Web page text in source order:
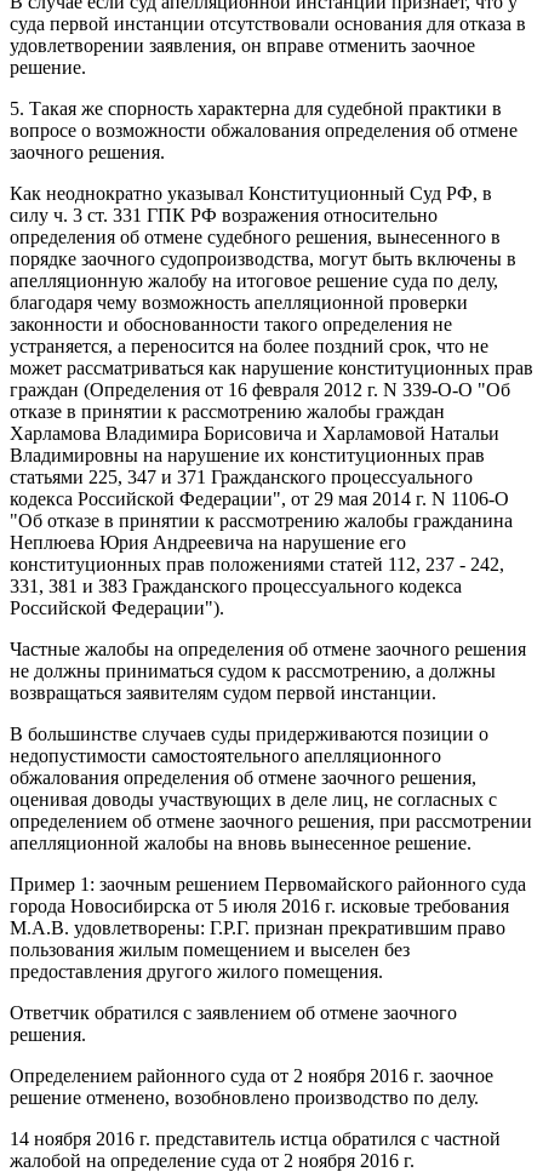
суда первой инстанции отсутствовали основания для отказа в
удовлетворении заявления, он вправе отменить заочное
решение.
5. Такая же спорность характерна для судебной практики в
вопросе о возможности обжалования определения об отмене
заочного решения.
Как неоднократно указывал Конституционный Суд РФ, в
силу ч. 3 ст. 331 ГПК РФ возражения относительно
определения об отмене судебного решения, вынесенного в
порядке заочного судопроизводства, могут быть включены в
апелляционную жалобу на итоговое решение суда по делу,
благодаря чему возможность апелляционной проверки
законности и обоснованности такого определения не
устраняется, а переносится на более поздний срок, что не
может рассматриваться как нарушение конституционных прав
граждан (Определения от 16 февраля 2012 г. N 339-О-О "Об
отказе в принятии к рассмотрению жалобы граждан
Харламова Владимира Борисовича и Харламовой Натальи
Владимировны на нарушение их конституционных прав
статьями 225, 347 и 371 Гражданского процессуального
кодекса Российской Федерации", от 29 мая 2014 г. N 1106-О
"Об отказе в принятии к рассмотрению жалобы гражданина
Неплюева Юрия Андреевича на нарушение его
конституционных прав положениями статей 112, 237 - 242,
331, 381 и 383 Гражданского процессуального кодекса
Российской Федерации").
Частные жалобы на определения об отмене заочного решения
не должны приниматься судом к рассмотрению, а должны
возвращаться заявителям судом первой инстанции.
В большинстве случаев суды придерживаются позиции о
недопустимости самостоятельного апелляционного
обжалования определения об отмене заочного решения,
оценивая доводы участвующих в деле лиц, не согласных с
определением об отмене заочного решения, при рассмотрении
апелляционной жалобы на вновь вынесенное решение.
Пример 1: заочным решением Первомайского районного суда
города Новосибирска от 5 июля 2016 г. исковые требования
М.А.В. удовлетворены: Г.Р.Г. признан прекратившим право
пользования жилым помещением и выселен без
предоставления другого жилого помещения.
Ответчик обратился с заявлением об отмене заочного
решения.
Определением районного суда от 2 ноября 2016 г. заочное
решение отменено, возобновлено производство по делу.
14 ноября 2016 г. представитель истца обратился с частной
жалобой на определение суда от 2 ноября 2016 г.